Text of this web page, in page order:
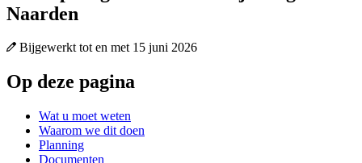
Naarden
Bijgewerkt tot en met15 juni 2026
Op deze pagina
Wat u moet weten
Waarom we dit doen
Planning
Documenten